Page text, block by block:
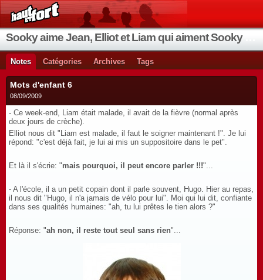
Notes Catégories Archives Tags
Mots d'enfant 6
08/09/2009
- Ce week-end, Liam était malade, il avait de la fièvre (normal après
deux jours de crèche).
Elliot nous dit "Liam est malade, il faut le soigner maintenant !". Je lui
répond: "c'est déjà fait, je lui ai mis un suppositoire dans le pet".
Et là il s'écrie: "mais pourquoi, il peut encore parler !!!"...
- A l'école, il a un petit copain dont il parle souvent, Hugo. Hier au repas,
il nous dit "Hugo, il n'a jamais de vélo pour lui". Moi qui lui dit, confiante
dans ses qualités humaines: "ah, tu lui prêtes le tien alors ?"
Réponse: "ah non, il reste tout seul sans rien"...